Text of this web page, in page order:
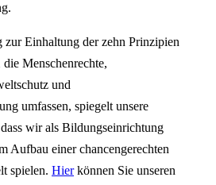
zur Einhaltung der zehn Prinzipien
Menschenrechte,
und
umfassen, spiegelt unsere
wir als Bildungseinrichtung
Aufbau einer chancengerechten
spielen. Hierkönnen Sie unseren